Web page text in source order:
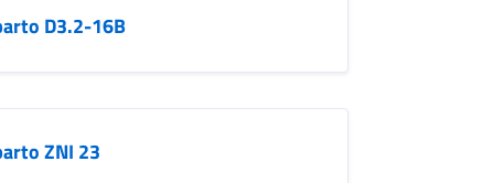
D3.2-16B
ZNI 23